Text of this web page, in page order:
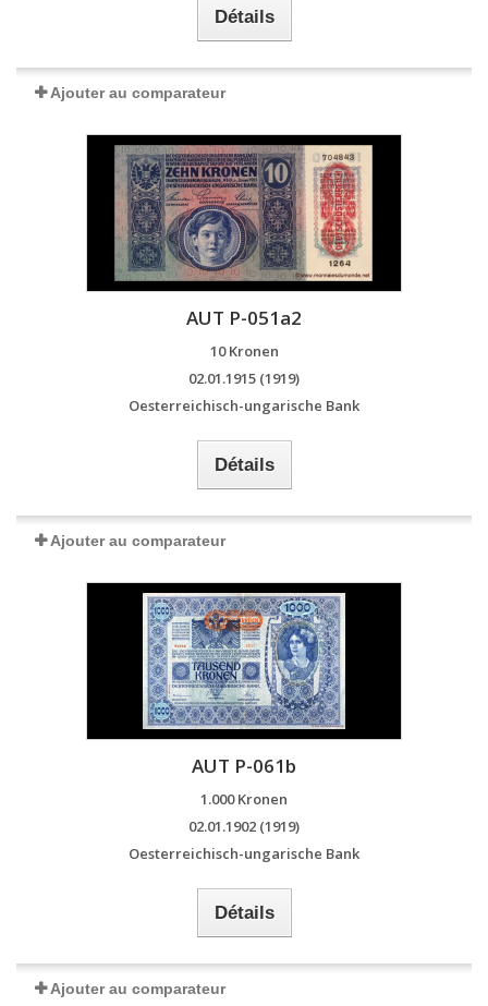
Détails
Ajouter au comparateur
AUT P-051a2
10 Kronen
02.01.1915 (1919)
Oesterreichisch-ungarische Bank
Détails
Ajouter au comparateur
AUT P-061b
1.000 Kronen
02.01.1902 (1919)
Oesterreichisch-ungarische Bank
Détails
Ajouter au comparateur